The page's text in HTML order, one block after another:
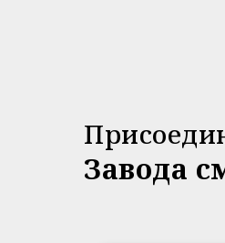
Завода